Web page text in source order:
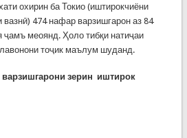
охирин ба Токио (иштирокчиёни
474 нафар варзишгарон аз 84
меоянд. Ҳоло тибқи натиҷаи
тоҷик маълум шуданд.
зерин иштирок